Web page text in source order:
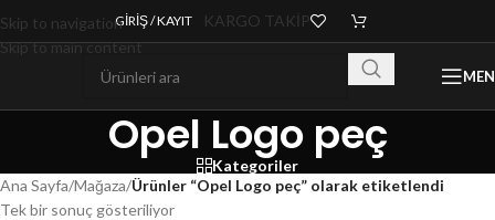
Skip to navigation
Skip to main content
GIRIŞ / KAYIT KARGO TAKİP
Opel Logo peç
Kategoriler
Ana Sayfa/Mağaza/Ürünler “Opel Logo peç” olarak etiketlendi
Tek bir sonuç gösteriliyor